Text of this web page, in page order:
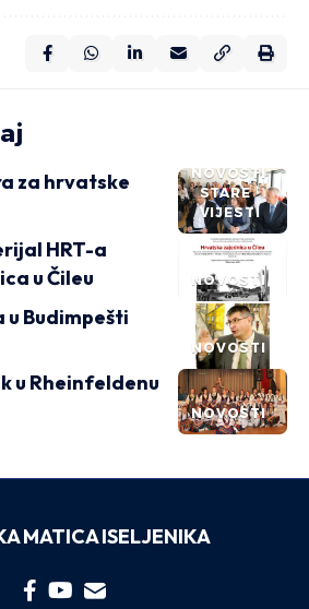
NOVOSTI
STARE
VIJESTI
za hrvatske
NOVOSTI
HRT-a
u Čileu
NOVOSTI
Budimpešti
NOVOSTI
u Rheinfeldenu
MATICA ISELJENIKA